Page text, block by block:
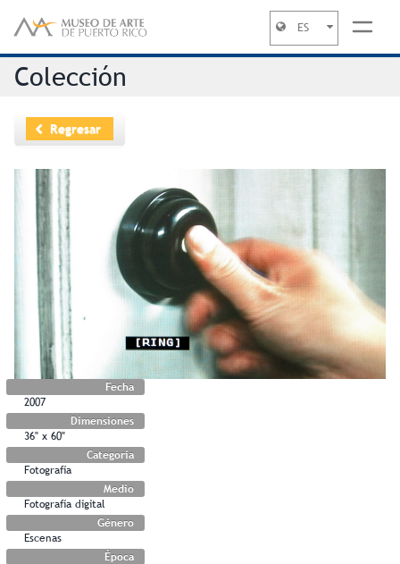
ES
Colección
Regresar
Fecha
2007
Dimensiones
36" x 60"
Categoría
Fotografía
Medio
Fotografía digital
Género
Escenas
Época